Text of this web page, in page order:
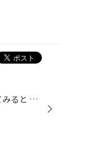
先日、玄関先から呼ばれ、そのテンションにイヤな予感を感じつつ 出て行ってみると でた(T ^ T) モグラです。 半年以上、動きが無かったので安心していたのに。。